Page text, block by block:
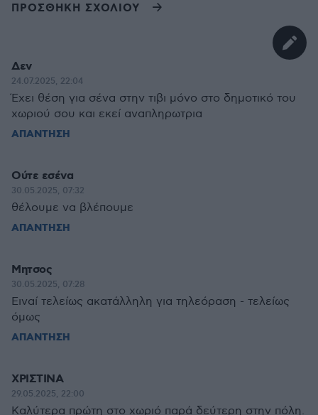
ΠΡΟΣΘΗΚΗ ΣΧΟΛΙΟΥ
Δεν
24.07.2025, 22:04
Έχει θέση για σένα στην τιβι μόνο στο δημοτικό του
χωριού σου και εκεί αναπληρωτρια
ΑΠΑΝΤΗΣΗ
Ούτε εσένα
30.05.2025, 07:32
θέλουμε να βλέπουμε
ΑΠΑΝΤΗΣΗ
Μητσος
30.05.2025, 07:28
Ειναί τελείως ακατάλληλη για τηλεόραση - τελείως
όμως
ΑΠΑΝΤΗΣΗ
ΧΡΙΣΤΙΝΑ
29.05.2025, 22:00
Καλύτερα πρώτη στο χωριό παρά δεύτερη στην πόλη.